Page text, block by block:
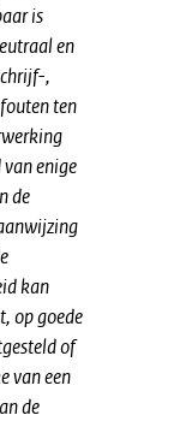
is
en
,
ten
enige
de
kan
op goede
of
van een
de